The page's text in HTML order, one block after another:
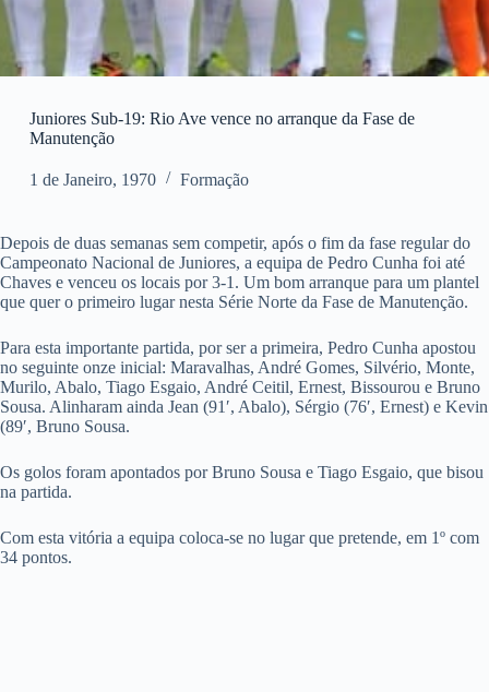
Juniores Sub-19: Rio Ave vence no arranque da Fase de
Manutenção
1 de Janeiro, 1970 Formação
Depois de duas semanas sem competir, após o fim da fase regular do
Campeonato Nacional de Juniores, a equipa de Pedro Cunha foi até
Chaves e venceu os locais por 3-1. Um bom arranque para um plantel
que quer o primeiro lugar nesta Série Norte da Fase de Manutenção.
Para esta importante partida, por ser a primeira, Pedro Cunha apostou
no seguinte onze inicial: Maravalhas, André Gomes, Silvério, Monte,
Murilo, Abalo, Tiago Esgaio, André Ceitil, Ernest, Bissourou e Bruno
Sousa. Alinharam ainda Jean (91′, Abalo), Sérgio (76′, Ernest) e Kevin
(89′, Bruno Sousa.
Os golos foram apontados por Bruno Sousa e Tiago Esgaio, que bisou
na partida.
Com esta vitória a equipa coloca-se no lugar que pretende, em 1º com
34 pontos.